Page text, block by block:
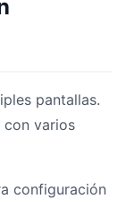
pantallas.
con varios
configuración